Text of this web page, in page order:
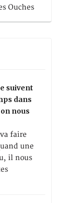
Ouches
suivent
dans
nous
faire
une
il nous